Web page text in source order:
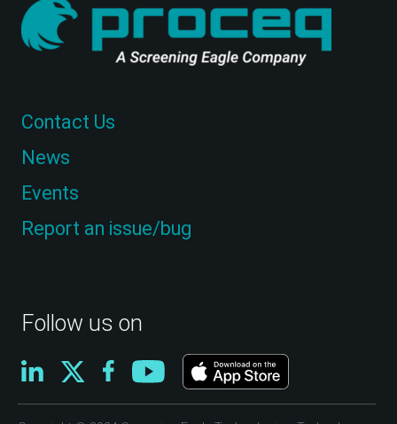
Follow us on
Contact Us
News
Events
Report an issue/bug